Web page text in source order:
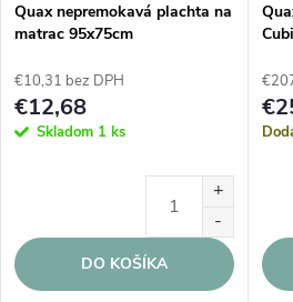
Quax nepremokavá plachta na
matrac 95x75cm
€10,31 bez DPH
€12,68
Skladom 1 ks
DO KOŠÍKA